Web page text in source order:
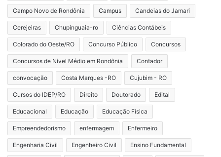
Campo Novo de Rondônia Campus Candeias do Jamari
Cerejeiras Chupinguaia-ro Ciências Contábeis
Colorado do Oeste/RO Concurso Público Concursos
Concursos de Nível Médio em Rondônia Contador
convocação Costa Marques -RO Cujubim - RO
Cursos do IDEP/RO Direito Doutorado Edital
Educacional Educação Educação Física
Empreendedorismo enfermagem Enfermeiro
Engenharia Civil Engenheiro Civil Ensino Fundamental